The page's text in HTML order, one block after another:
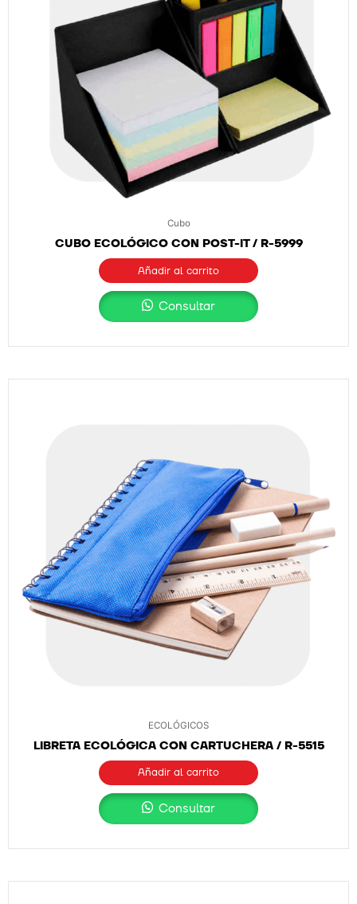
Cubo
CUBO ECOLÓGICO CON POST-IT / R-5999
Añadir al carrito
Consultar
ECOLÓGICOS
LIBRETA ECOLÓGICA CON CARTUCHERA / R-5515
Añadir al carrito
Consultar